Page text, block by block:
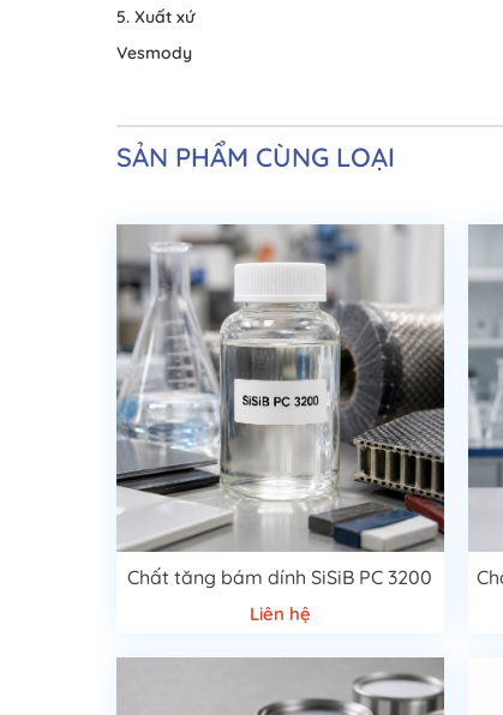
5. Xuất xứ
Vesmody
SẢN PHẨM CÙNG LOẠI
Chất tăng bám dính SiSiB PC 3200
Liên hệ